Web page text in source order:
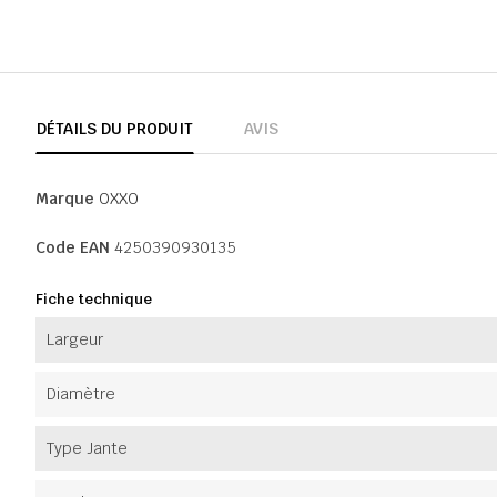
DÉTAILS DU PRODUIT AVIS
Marque OXXO
Code EAN 4250390930135
Fiche technique
Largeur
Diamètre
Type Jante